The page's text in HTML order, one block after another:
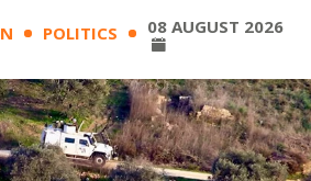
POLITICS 08 AUGUST 2026